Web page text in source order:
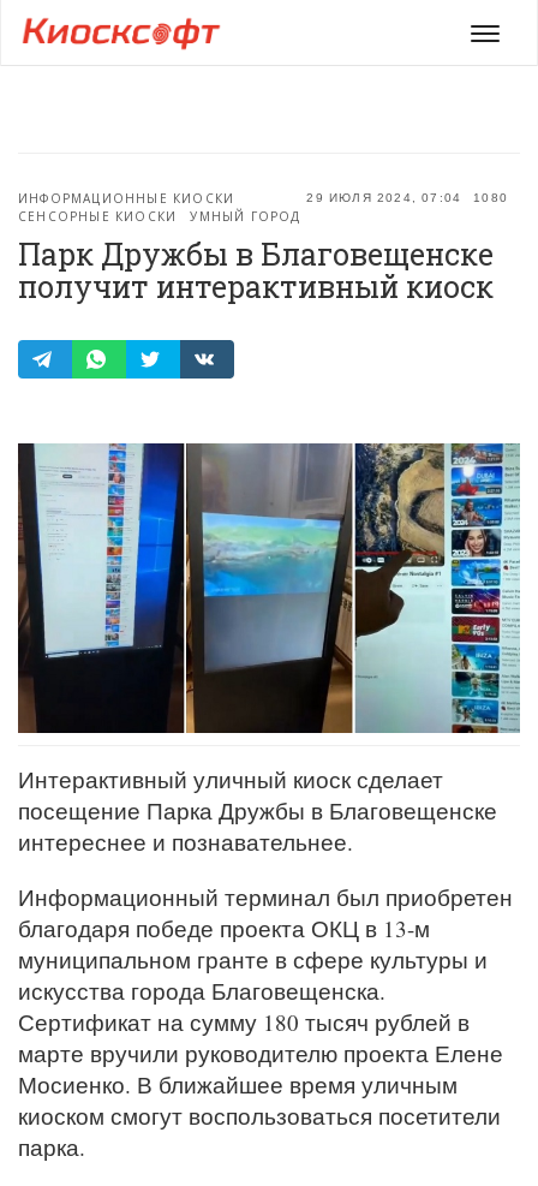
Меню
29 ИЮЛЯ 2024, 07:04 1080
ИНФОРМАЦИОННЫЕ КИОСКИ
СЕНСОРНЫЕ КИОСКИ
УМНЫЙ ГОРОД
Парк Дружбы в Благовещенске
получит интерактивный киоск
Интерактивный уличный киоск сделает
посещение Парка Дружбы в Благовещенске
интереснее и познавательнее.
Информационный терминал был приобретен
благодаря победе проекта ОКЦ в 13-м
муниципальном гранте в сфере культуры и
искусства города Благовещенска.
Сертификат на сумму 180 тысяч рублей в
марте вручили руководителю проекта Елене
Мосиенко. В ближайшее время уличным
киоском смогут воспользоваться посетители
парка.